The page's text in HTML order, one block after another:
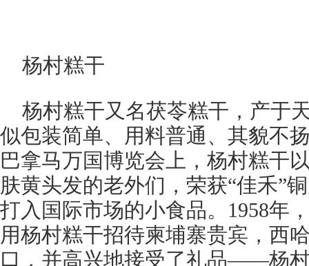
杨村糕干
杨村糕干又名茯苓糕干，产于
似包装简单、用料普通、其貌不
巴拿马万国博览会上，杨村糕干
肤黄头发的老外们，荣获“佳禾”
打入国际市场的小食品。1958年
用杨村糕干招待柬埔寨贵宾，西
口，并高兴地接受了礼品——杨